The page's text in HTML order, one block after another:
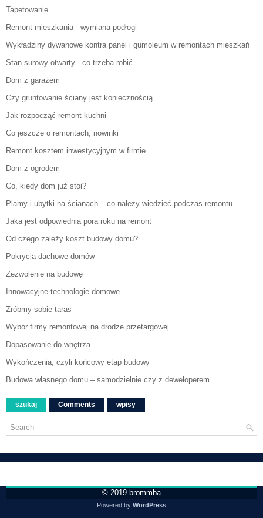
Tapetowanie
Remont mieszkania - wymiana podłogi
Wykładziny dywanowe kontra panel i gumoleum w remontach mieszkań
Stan surowy otwarty - co trzeba robić
Dom z garażem
Czy gruntowanie ściany jest koniecznością
Jak rozpocząć remont kuchni
Co jeszcze o remontach, nowinki
Remont kosztem inwestycyjnym w firmie
Dom z ogrodem
Co, kiedy dom już stoi?
Plamy i ubytki na ścianach – co należy wiedzieć podczas remontu
Jaka jest odpowiednia pora roku na remont
Od czego zależy koszt budowy domu?
Pokrycia dachowe domów
Zezwolenie na budowę
Innowacyjne technologie domowe
Zróbmy sobie taras
Wybór firmy remontowej na drodze przetargowej
Dopasowanie do wnętrza
Wykończenia, czyli końcowy etap budowy
Budowa własnego domu – samodzielnie czy z deweloperem
szukaj Comments wpisy
© 2019 brommba
Powered by WordPress